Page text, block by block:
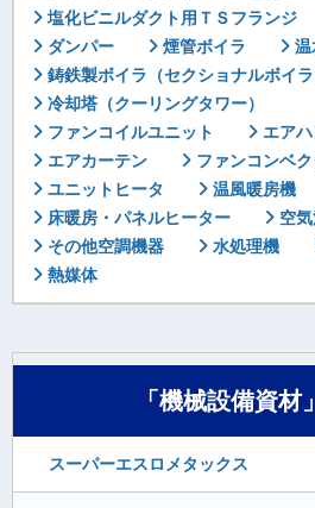
塩化ビニルダクト用ＴＳフランジ
ダンパー
煙管ボイラ
温
鋳鉄製ボイラ（セクショナルボイラ
冷却塔（クーリングタワー）
ファンコイルユニット
エア
エアカーテン
ファンコンベク
ユニットヒータ
温風暖房機
床暖房・パネルヒーター
空
その他空調機器
水処理機
熱媒体
「機械設備資材
スーパーエスロメタックス